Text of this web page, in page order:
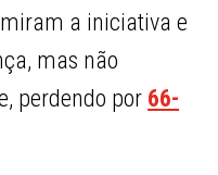
a iniciativa e
mas não
perdendo por 66-